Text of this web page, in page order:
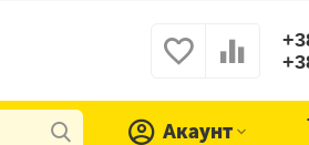
Акаунт